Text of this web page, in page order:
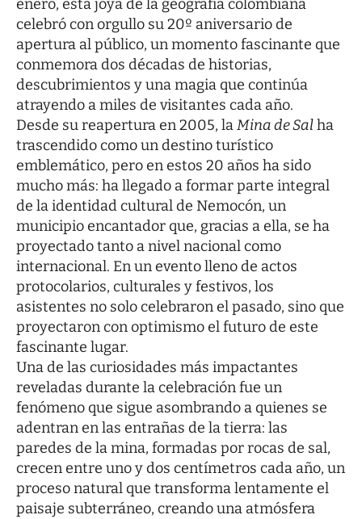
enero, esta joya de la geografía colombiana
celebró con orgullo su 20º aniversario de
apertura al público, un momento fascinante que
conmemora dos décadas de historias,
descubrimientos y una magia que continúa
atrayendo a miles de visitantes cada año.
Desde su reapertura en 2005, laMina de Salha
trascendido como un destino turístico
emblemático, pero en estos 20 años ha sido
mucho más: ha llegado a formar parte integral
de la identidad cultural de Nemocón, un
municipio encantador que, gracias a ella, se ha
proyectado tanto a nivel nacional como
internacional. En un evento lleno de actos
protocolarios, culturales y festivos, los
asistentes no solo celebraron el pasado, sino que
proyectaron con optimismo el futuro de este
fascinante lugar.
Una de las curiosidades más impactantes
reveladas durante la celebración fue un
fenómeno que sigue asombrando a quienes se
adentran en las entrañas de la tierra: las
paredes de la mina, formadas por rocas de sal,
crecen entre uno y dos centímetros cada año, un
proceso natural que transforma lentamente el
paisaje subterráneo, creando una atmósfera